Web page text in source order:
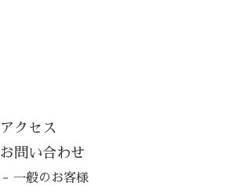
アクセス
お問い合わせ
一般のお客様